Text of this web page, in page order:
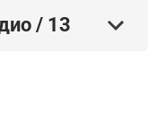
/ 13